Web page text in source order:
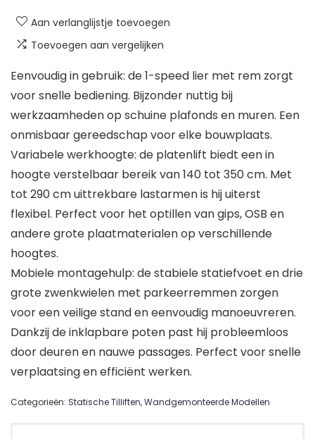
Aan verlanglijstje toevoegen
Toevoegen aan vergelijken
Eenvoudig in gebruik: de 1-speed lier met rem zorgt
voor snelle bediening. Bijzonder nuttig bij
werkzaamheden op schuine plafonds en muren. Een
onmisbaar gereedschap voor elke bouwplaats.
Variabele werkhoogte: de platenlift biedt een in
hoogte verstelbaar bereik van 140 tot 350 cm. Met
tot 290 cm uittrekbare lastarmen is hij uiterst
flexibel. Perfect voor het optillen van gips, OSB en
andere grote plaatmaterialen op verschillende
hoogtes.
Mobiele montagehulp: de stabiele statiefvoet en drie
grote zwenkwielen met parkeerremmen zorgen
voor een veilige stand en eenvoudig manoeuvreren.
Dankzij de inklapbare poten past hij probleemloos
door deuren en nauwe passages. Perfect voor snelle
verplaatsing en efficiënt werken.
Categorieën: Statische Tilliften,Wandgemonteerde Modellen